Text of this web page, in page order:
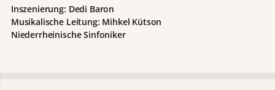
Inszenierung: Dedi Baron
Musikalische Leitung: Mihkel Kütson
Niederrheinische Sinfoniker